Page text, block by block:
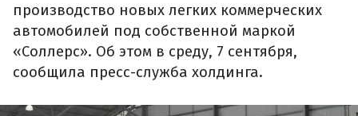
производство новых легких коммерческих
автомобилей под собственной маркой
«Соллерс». Об этом в среду, 7 сентября,
сообщила пресс-служба холдинга.